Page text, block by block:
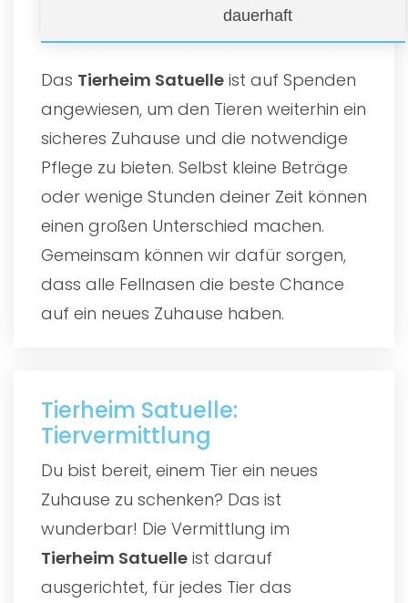
dauerhaft
Das Tierheim Satuelle ist auf Spenden
angewiesen, um den Tieren weiterhin ein
sicheres Zuhause und die notwendige
Pflege zu bieten. Selbst kleine Beträge
oder wenige Stunden deiner Zeit können
einen großen Unterschied machen.
Gemeinsam können wir dafür sorgen,
dass alle Fellnasen die beste Chance
auf ein neues Zuhause haben.
Tierheim Satuelle:
Tiervermittlung
Du bist bereit, einem Tier ein neues
Zuhause zu schenken? Das ist
wunderbar! Die Vermittlung im
Tierheim Satuelle ist darauf
ausgerichtet, für jedes Tier das